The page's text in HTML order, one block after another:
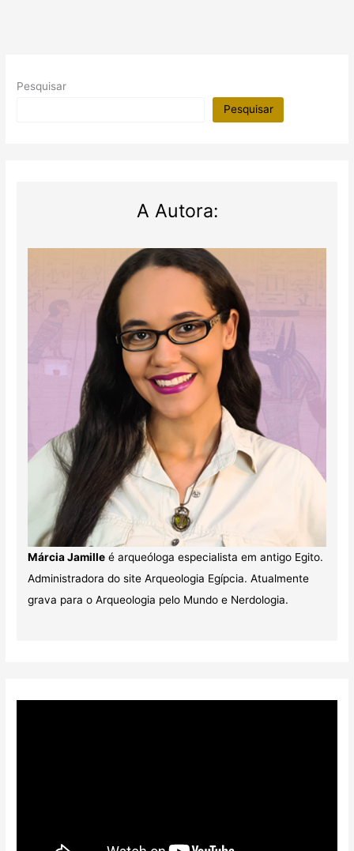
Pesquisar
Pesquisar
A Autora:
Márcia Jamilleé arqueóloga especialista em antigo Egito.
Administradora do site Arqueologia Egípcia. Atualmente
grava para o Arqueologia pelo Mundo e Nerdologia.